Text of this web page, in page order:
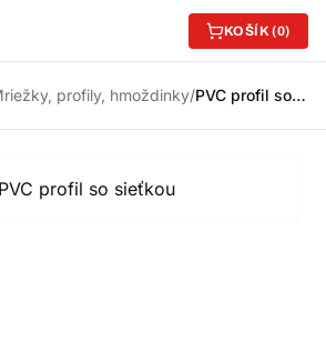
KOŠÍK (0)
profily, hmoždinky/ PVC profil so sieťkou